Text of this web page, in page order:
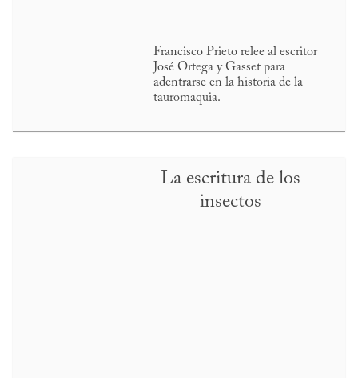
Francisco Prieto relee al escritor
José Ortega y Gasset para
adentrarse en la historia de la
tauromaquia.
La escritura de los
insectos